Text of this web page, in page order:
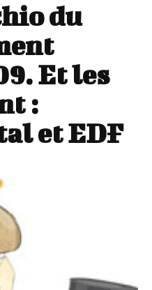
du
Et les
:
et EDF